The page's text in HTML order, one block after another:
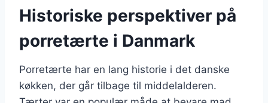
Historiske perspektiver på
porretærte i Danmark
Porretærte har en lang historie i det danske
køkken, der går tilbage til middelalderen.